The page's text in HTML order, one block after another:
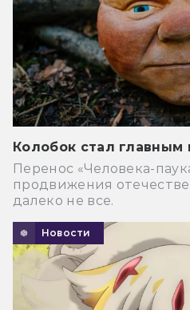
Колобок стал главным
Перенос «Человека-
продвижения
далеко не все.
Новости